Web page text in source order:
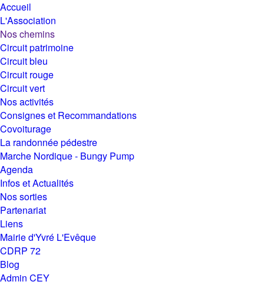
Accueil
L'Association
Nos chemins
Circuit patrimoine
Circuit bleu
Circuit rouge
Circuit vert
Nos activités
Consignes et Recommandations
Covoiturage
La randonnée pédestre
Marche Nordique - Bungy Pump
Agenda
Infos et Actualités
Nos sorties
Partenariat
Liens
Mairie d'Yvré L'Evêque
CDRP 72
Blog
Admin CEY